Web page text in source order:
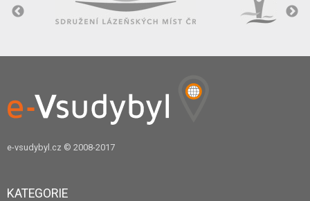
e-vsudybyl.cz © 2008-2017
KATEGORIE